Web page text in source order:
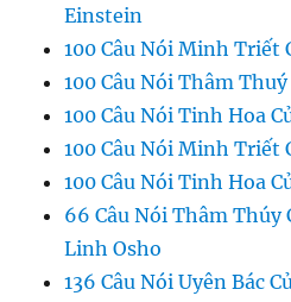
Einstein
100 Câu Nói Minh Triết
100 Câu Nói Thâm
100 Câu Nói Tinh Hoa
100 Câu Nói Minh Triết
100 Câu Nói Tinh Hoa
66 Câu Nói Thâm Thúy
Linh Osho
136 Câu Nói Uyên Bác